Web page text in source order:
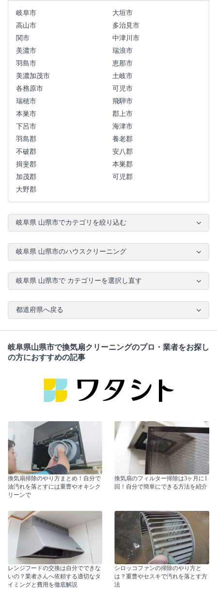
岐阜市
大垣市
高山市
多治見市
関市
中津川市
美濃市
瑞浪市
羽島市
恵那市
美濃加茂市
土岐市
各務原市
可児市
瑞穂市
飛騨市
本巣市
郡上市
下呂市
海津市
羽島郡
養老郡
不破郡
安八郡
揖斐郡
本巣郡
加茂郡
可児郡
大野郡
岐阜県 山県市でカテゴリを絞り込む
岐阜県 山県市のハウスクリーニング
岐阜県 山県市で カテゴリーを選択し直す
都道府県へ戻る
岐阜県山県市で換気扇クリーニングのプロ・業者をお探し
の方におすすめの記事
換気扇掃除のやり方まとめ！自分で
油汚れを落とすには重曹やオキシク
リーンで
換気扇のフィルター掃除は3ヶ月に1
回！自分で簡単にできる方法を紹介
レンジフードの交換は自分でできな
いの？業者さんへ依頼する適切なタ
イミングと費用を徹底解説
シロッコファンの掃除のやり方と
は？重曹やセスキで汚れを落とす方
法